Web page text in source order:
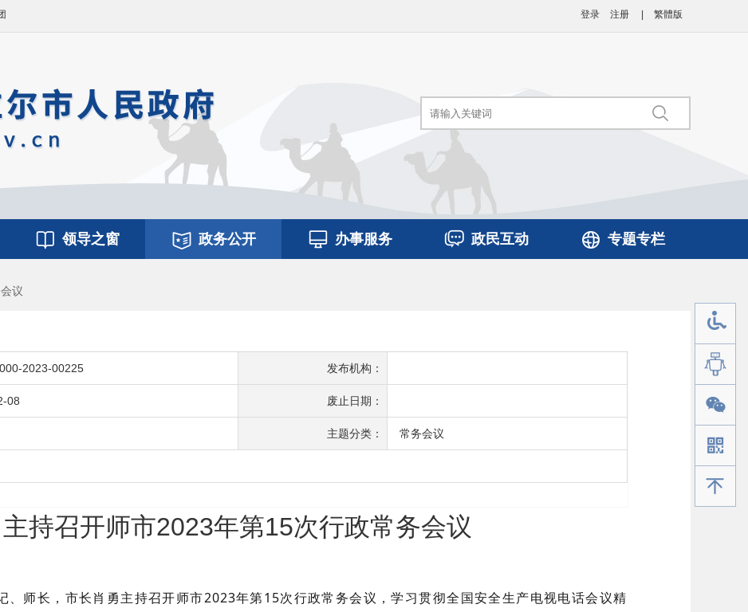
登录 注册 繁體版
领导之窗 政务公开 办事服务 政民互动 专题专栏
议
2023-00225 发布机构：
08 废止日期：
主题分类： 常务会议
持召开师市2023年第15次行政常务会议
师长，市长肖勇主持召开师市2023年第15次行政常务会议，学习贯彻全国安全生产电视电话会议精
手机版